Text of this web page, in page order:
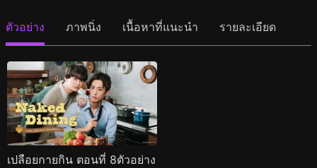
ตัวอย่าง ภาพนิ่ง เนื้อหาที่แนะนำ รายละเอียด
เปลือยกายกิน ตอนที่ 8ตัวอย่าง